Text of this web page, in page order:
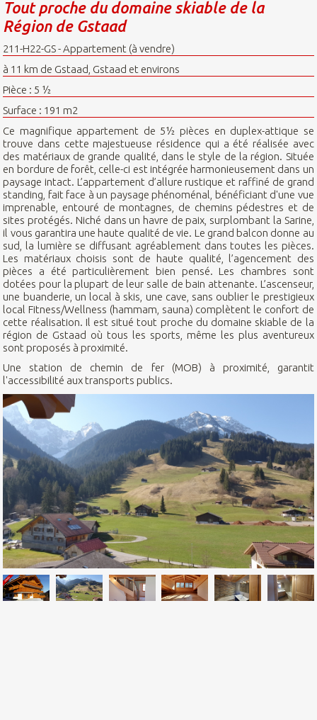
Tout proche du domaine skiable de la
Région de Gstaad
211-H22-GS - Appartement (à vendre)
à 11 km de Gstaad, Gstaad et environs
Pièce : 5 ½
Surface : 191 m2
Ce magnifique appartement de 5½ pièces en duplex-attique se
trouve dans cette majestueuse résidence qui a été réalisée avec
des matériaux de grande qualité, dans le style de la région. Située
en bordure de forêt, celle-ci est intégrée harmonieusement dans un
paysage intact. L’appartement d’allure rustique et raffiné de grand
standing, fait face à un paysage phénoménal, bénéficiant d'une vue
imprenable, entouré de montagnes, de chemins pédestres et de
sites protégés. Niché dans un havre de paix, surplombant la Sarine,
il vous garantira une haute qualité de vie. Le grand balcon donne au
sud, la lumière se diffusant agréablement dans toutes les pièces.
Les matériaux choisis sont de haute qualité, l’agencement des
pièces a été particulièrement bien pensé. Les chambres sont
dotées pour la plupart de leur salle de bain attenante. L’ascenseur,
une buanderie, un local à skis, une cave, sans oublier le prestigieux
local Fitness/Wellness (hammam, sauna) complètent le confort de
cette réalisation. Il est situé tout proche du domaine skiable de la
région de Gstaad où tous les sports, même les plus aventureux
sont proposés à proximité.
Une station de chemin de fer (MOB) à proximité, garantit
l'accessibilité aux transports publics.